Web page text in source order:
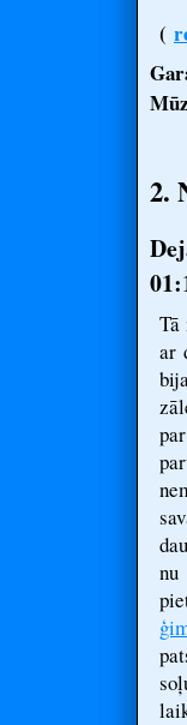
(
2.
Tā
ar
nu